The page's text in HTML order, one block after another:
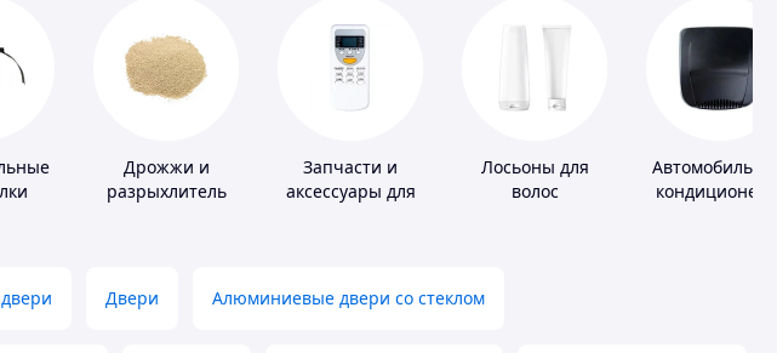
Дрожжи и
разрыхлитель
Запчасти и
аксессуары для
Лосьоны для
волос
Двери Алюминиевые двери со стеклом